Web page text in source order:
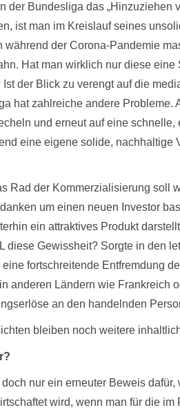
der Bundesliga das „Hinzuziehen
ist man im Kreislauf seines
der Corona-Pandemie
Hat man wirklich nur diese eine
der Blick zu verengt auf die
hat zahlreiche andere Probleme.
und erneut auf eine schnelle,
eine eigene solide, nachhaltige
Rad der Kommerzialisierung soll
um einen neuen Investor
ein attraktives Produkt
diese Gewissheit? Sorgte in den
fortschreitende Entfremdung
anderen Ländern wie Frankreich
an den handelnden
bleiben noch weitere
nur ein erneuter Beweis
wird, wenn man für die im